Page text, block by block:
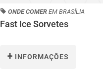
ONDE COMER EM BRASÍLIA
Fast Ice Sorvetes
+ INFORMAÇÕES